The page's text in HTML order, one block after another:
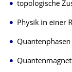
topologische
Physik in einer